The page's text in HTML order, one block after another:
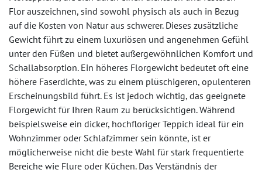
Flor auszeichnen, sind sowohl physisch als auch in Bezug
auf die Kosten von Natur aus schwerer. Dieses zusätzliche
Gewicht führt zu einem luxuriösen und angenehmen Gefühl
unter den Füßen und bietet außergewöhnlichen Komfort und
Schallabsorption. Ein höheres Florgewicht bedeutet oft eine
höhere Faserdichte, was zu einem plüschigeren, opulenteren
Erscheinungsbild führt. Es ist jedoch wichtig, das geeignete
Florgewicht für Ihren Raum zu berücksichtigen. Während
beispielsweise ein dicker, hochfloriger Teppich ideal für ein
Wohnzimmer oder Schlafzimmer sein könnte, ist er
möglicherweise nicht die beste Wahl für stark frequentierte
Bereiche wie Flure oder Küchen. Das Verständnis der